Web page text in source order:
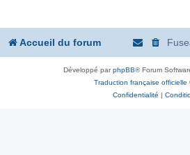
Accueil du forum
Développé parphpBB® Forum
Traduction française officielle
Confidentialité |